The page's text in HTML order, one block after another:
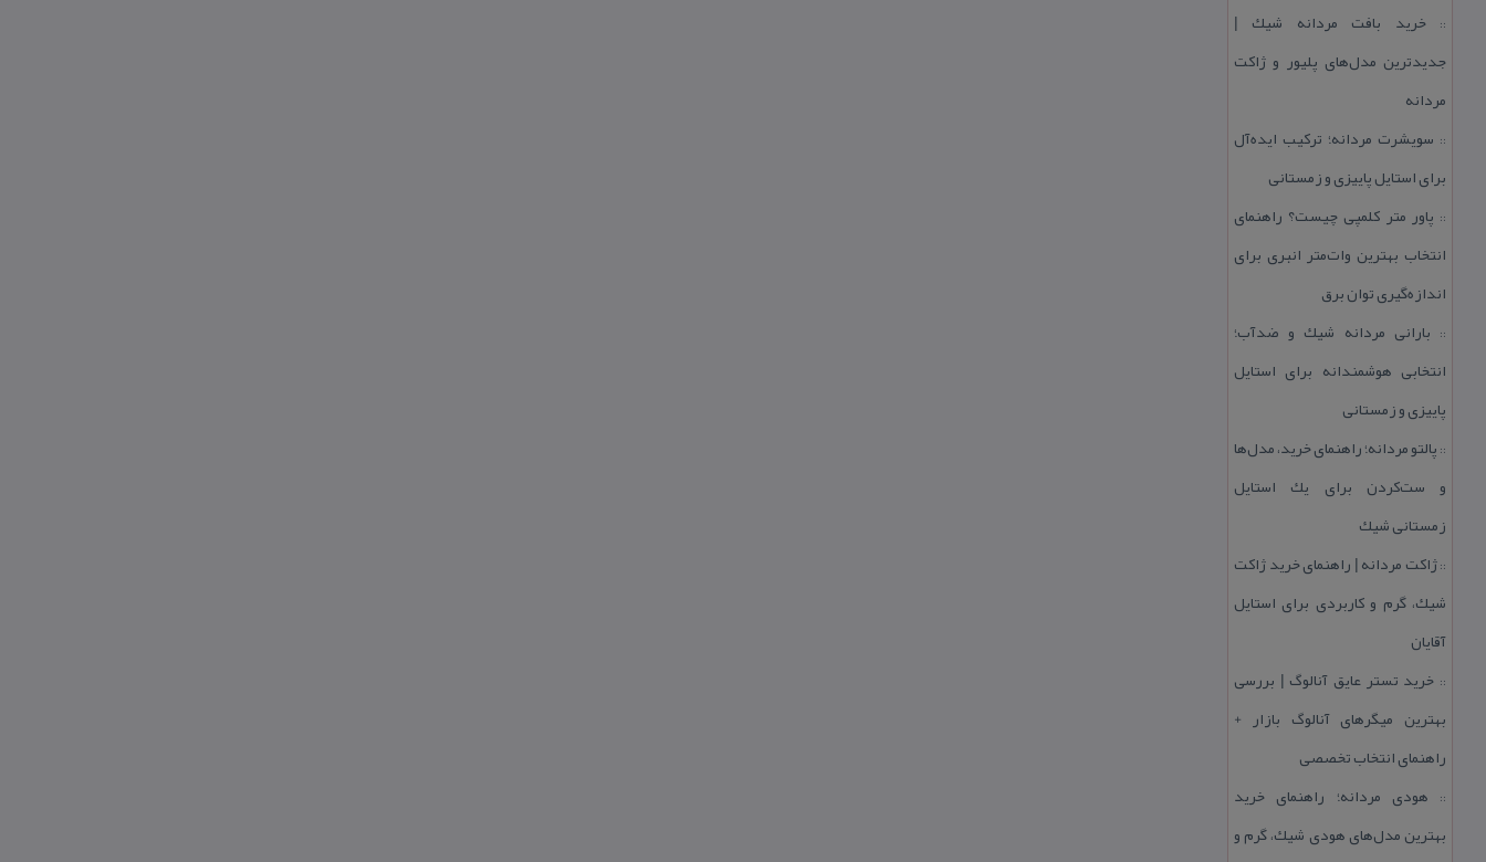
::خرید بافت مردانه شیك |
جدیدترین مدل‌های پلیور و ژاكت
مردانه
:: سویشرت مردانه؛ تركیب ایده‌آل
برای استایل پاییزی و زمستانی
:: پاور متر كلمپی چیست؟ راهنمای
انتخاب بهترین وات‌متر انبری برای
اندازه‌گیری توان برق
:: بارانی مردانه شیك و ضدآب؛
انتخابی هوشمندانه برای استایل
پاییزی و زمستانی
:: پالتو مردانه؛ راهنمای خرید، مدل‌ها
و ست‌كردن برای یك استایل
زمستانی شیك
::ژاكت مردانه | راهنمای خرید ژاكت
شیك، گرم و كاربردی برای استایل
آقایان
:: خرید تستر عایق آنالوگ | بررسی
بهترین میگرهای آنالوگ بازار +
راهنمای انتخاب تخصصی
:: هودی مردانه؛ راهنمای خرید
بهترین مدل‌های هودی شیك، گرم و